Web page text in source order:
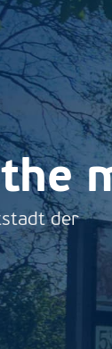
der